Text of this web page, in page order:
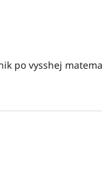
po vysshej